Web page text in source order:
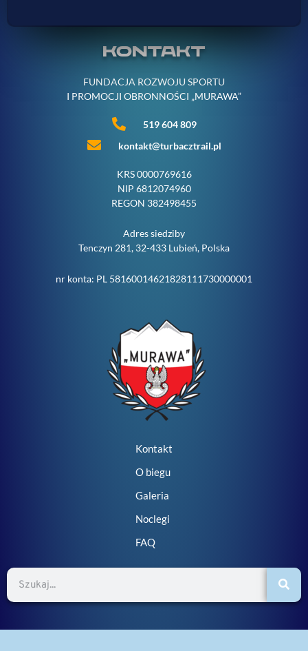
Kontakt
O biegu
Galeria
Noclegi
FAQ
Szukaj
KONTAKT
FUNDACJA ROZWOJU SPORTU
I PROMOCJI OBRONNOŚCI „MURAWA”
519 604 809
kontakt@turbacztrail.pl
KRS 0000769616
NIP 6812074960
REGON 382498455
Adres siedziby
Tenczyn 281, 32-433 Lubień, Polska
nr konta: PL 58160014621828111730000001